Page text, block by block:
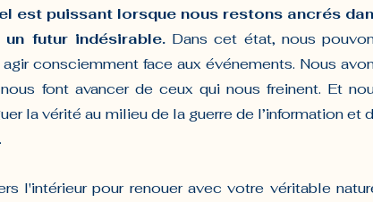
est puissant lorsque nous restons ancrés
futur indésirable. Dans cet état, nous
consciemment face aux événements. Nous
font avancer de ceux qui nous freinent. Et
la vérité au milieu de la guerre de l’information et
l'intérieur pour renouer avec votre véritable